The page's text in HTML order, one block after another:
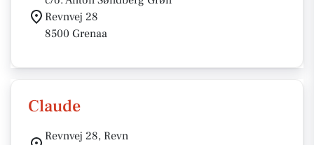
Revnvej 28
8500 Grenaa
Claude
Revnvej 28, Revn